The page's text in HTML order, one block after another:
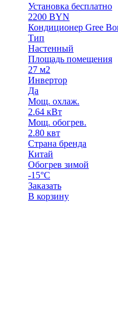
Установка бесплатно
2200 BYN
Кондиционер Gree
Тип
Настенный
Площадь помещения
27 м2
Инвертор
Да
Мощ. охлаж.
2.64 кВт
Мощ. обогрев.
2.80 квт
Страна бренда
Китай
Обогрев зимой
-15°С
Заказать
В корзину